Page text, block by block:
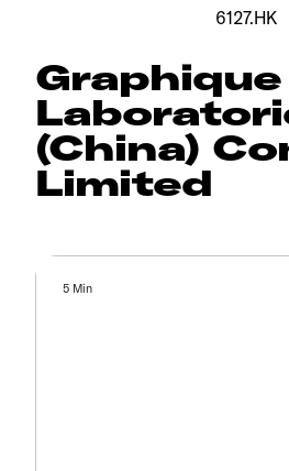
6127.HK
Graphique
(China)
Limited
5 Min